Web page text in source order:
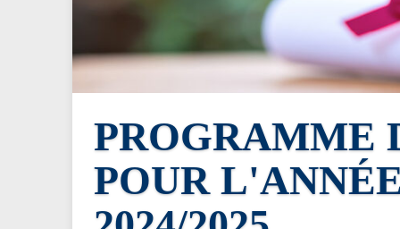
PROGRAMME
POUR